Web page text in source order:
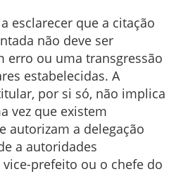
esclarecer que a citação
não deve ser
erro ou uma transgressão
estabelecidas. A
por si só, não implica
vez que existem
autorizam a delegação
a autoridades
prefeito ou o chefe do